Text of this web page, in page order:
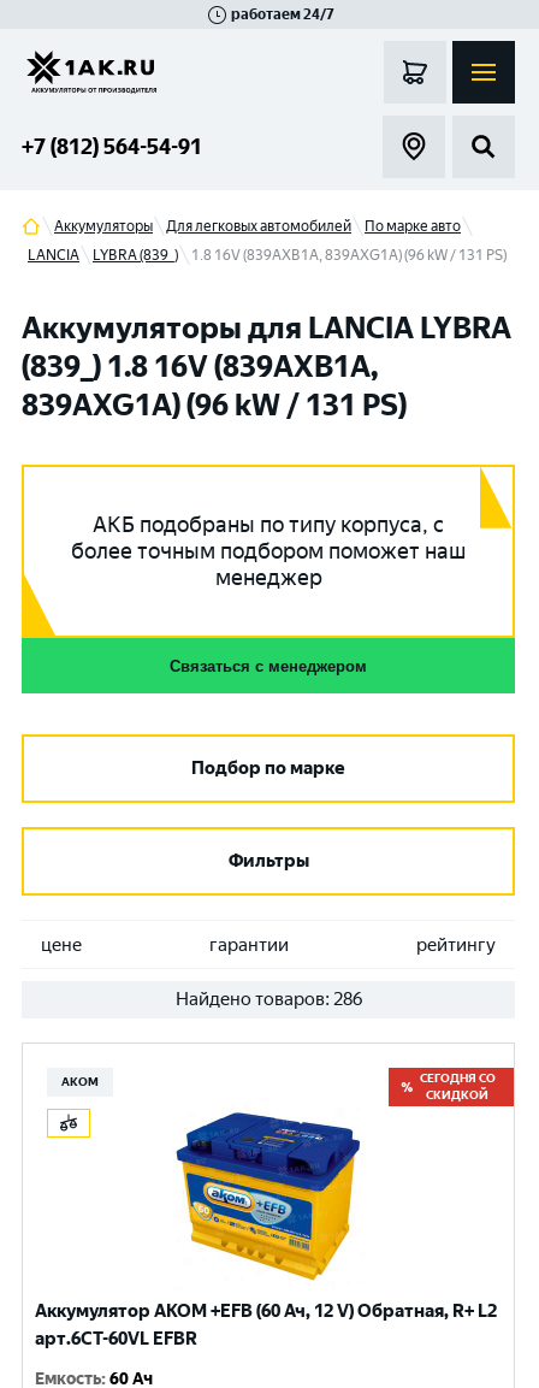
работаем 24/7
+7 (812) 564-54-91
Аккумуляторы Для легковых автомобилей
По марке авто
LANCIA
LYBRA (839_) 1.8 16V (839AXB1A, 839AXG1A) (96 kW / 131 PS)
Аккумуляторы для LANCIA LYBRA
(839_) 1.8 16V (839AXB1A,
839AXG1A) (96 kW / 131 PS)
АКБ подобраны по типу корпуса, с
более точным подбором поможет наш
менеджер
Связаться с менеджером
Подбор по марке
Фильтры
цене гарантии рейтингу
Найдено товаров: 286
АКОМ
СЕГОДНЯ СО
СКИДКОЙ
Аккумулятор AKOM +EFB (60 Ач, 12 V) Обратная, R+ L2
арт.6CТ-60VL EFBR
Емкость:60 Ач
Гатчина